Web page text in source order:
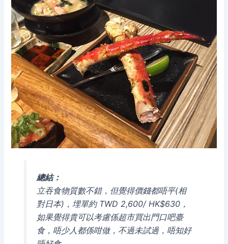
總結：
立吞食物質數不錯，但覺得價錢都唔平(相
對日本)，埋單約 TWD 2,600/ HK$630，
如果覺得貴可以考慮係超市買出門口吧臺
食，唔少人都係咁做，不過未試過，唔知好